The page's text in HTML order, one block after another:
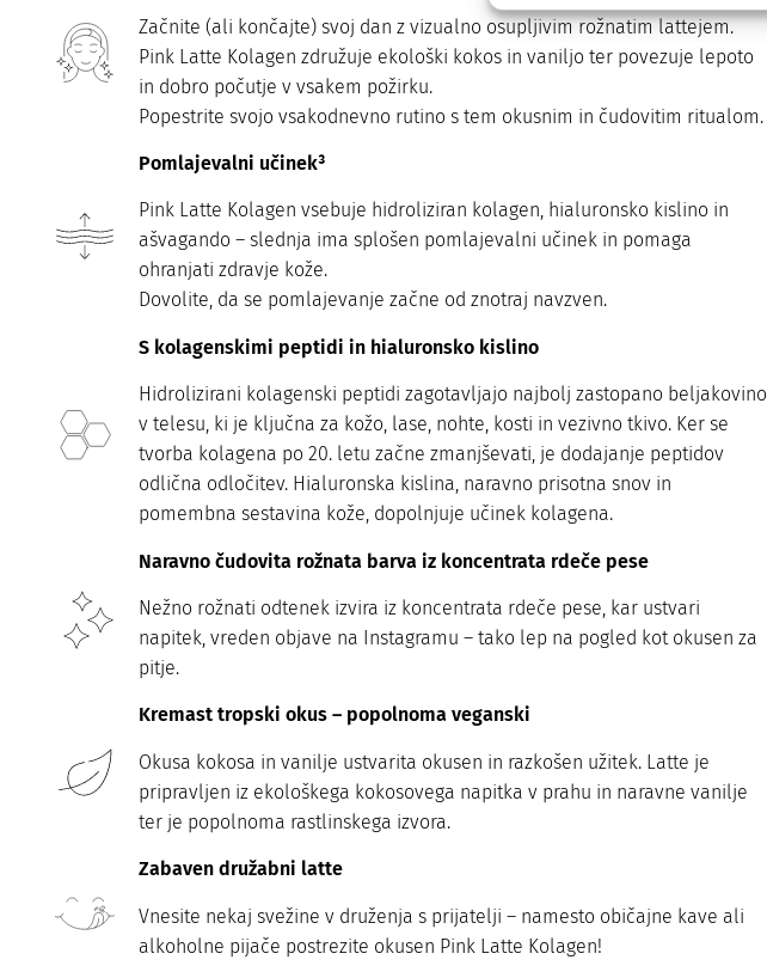
Začnite (ali končajte) svoj dan z vizualno osupljivim rožnatim lattejem.
Pink Latte Kolagen združuje ekološki kokos in vaniljo ter povezuje lepoto
in dobro počutje v vsakem požirku.
Popestrite svojo vsakodnevno rutino s tem okusnim in čudovitim ritualom.
Pomlajevalni učinek³
Pink Latte Kolagen vsebuje hidroliziran kolagen, hialuronsko kislino in
ašvagando – slednja ima splošen pomlajevalni učinek in pomaga
ohranjati zdravje kože.
Dovolite, da se pomlajevanje začne od znotraj navzven.
S kolagenskimi peptidi in hialuronsko kislino
Hidrolizirani kolagenski peptidi zagotavljajo najbolj zastopano beljakovino
v telesu, ki je ključna za kožo, lase, nohte, kosti in vezivno tkivo. Ker se
tvorba kolagena po 20. letu začne zmanjševati, je dodajanje peptidov
odlična odločitev. Hialuronska kislina, naravno prisotna snov in
pomembna sestavina kože, dopolnjuje učinek kolagena.
Naravno čudovita rožnata barva iz koncentrata rdeče pese
Nežno rožnati odtenek izvira iz koncentrata rdeče pese, kar ustvari
napitek, vreden objave na Instagramu – tako lep na pogled kot okusen za
pitje.
Kremast tropski okus – popolnoma veganski
Okusa kokosa in vanilje ustvarita okusen in razkošen užitek. Latte je
pripravljen iz ekološkega kokosovega napitka v prahu in naravne vanilje
ter je popolnoma rastlinskega izvora.
Zabaven družabni latte
Vnesite nekaj svežine v druženja s prijatelji – namesto običajne kave ali
alkoholne pijače postrezite okusen Pink Latte Kolagen!